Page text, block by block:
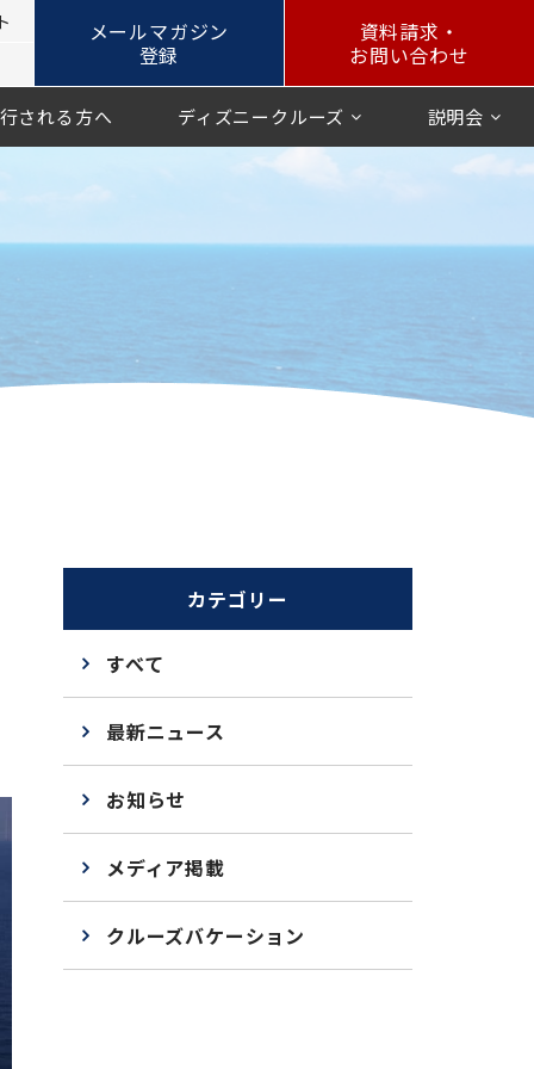
メールマガジン
登録
資料請求・
お問い合わせ
される方へ ディズニークルーズ 説明会
カテゴリー
すべて
最新ニュース
お知らせ
メディア掲載
クルーズバケーション